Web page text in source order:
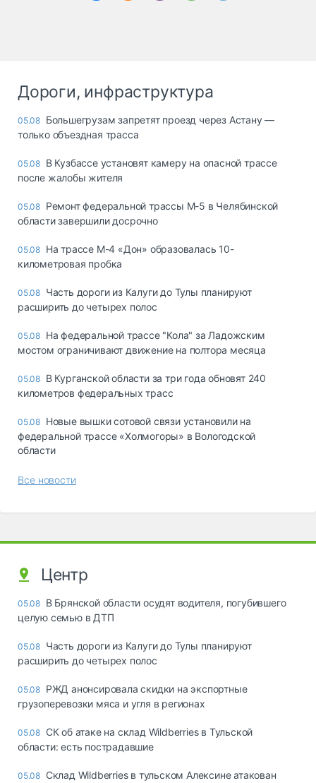
Дороги, инфраструктура
05.08 Большегрузам запретят проезд через Астану —
только объездная трасса
05.08 В Кузбассе установят камеру на опасной трассе
после жалобы жителя
05.08 Ремонт федеральной трассы М-5 в Челябинской
области завершили досрочно
05.08 На трассе М-4 «Дон» образовалась 10-
километровая пробка
05.08 Часть дороги из Калуги до Тулы планируют
расширить до четырех полос
05.08 На федеральной трассе "Кола" за Ладожским
мостом ограничивают движение на полтора месяца
05.08 В Курганской области за три года обновят 240
километров федеральных трасс
05.08 Новые вышки сотовой связи установили на
федеральной трассе «Холмогоры» в Вологодской
области
Все новости
Центр
05.08 В Брянской области осудят водителя, погубившего
целую семью в ДТП
05.08 Часть дороги из Калуги до Тулы планируют
расширить до четырех полос
05.08 РЖД анонсировала скидки на экспортные
грузоперевозки мяса и угля в регионах
05.08 СК об атаке на склад Wildberries в Тульской
области: есть пострадавшие
05.08 Склад Wildberries в тульском Алексине атакован